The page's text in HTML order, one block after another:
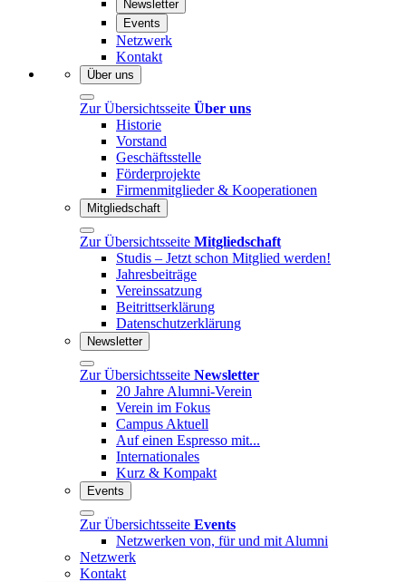
Newsletter
Events
Netzwerk
Kontakt
Über uns
Zur Übersichtsseite Über uns
Historie
Vorstand
Geschäftsstelle
Förderprojekte
Firmenmitglieder & Kooperationen
Mitgliedschaft
Zur Übersichtsseite Mitgliedschaft
Studis – Jetzt schon Mitglied werden!
Jahresbeiträge
Vereinssatzung
Beitrittserklärung
Datenschutzerklärung
Newsletter
Zur Übersichtsseite Newsletter
20 Jahre Alumni-Verein
Verein im Fokus
Campus Aktuell
Auf einen Espresso mit...
Internationales
Kurz & Kompakt
Events
Zur Übersichtsseite Events
Netzwerken von, für und mit Alumni
Netzwerk
Kontakt